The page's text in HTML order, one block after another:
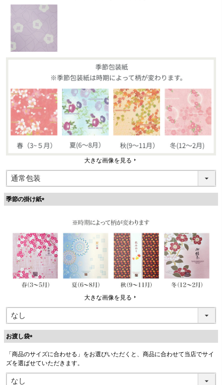
須
大きな画像を見る
季節の掛け紙
)
大きな画像を見る
お渡し袋
必
須
)
「商品のサイズに合わせる」をお選びいただくと、商品に合わせて当店でサイ
ズを選ばせていただきます。